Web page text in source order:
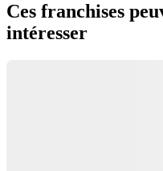
Ces franchises
intéresser